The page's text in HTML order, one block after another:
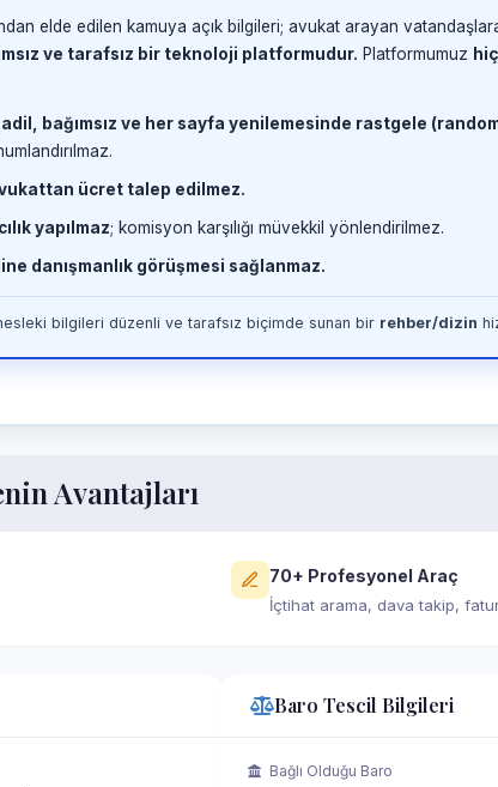
elde edilen kamuya açık bilgileri; avukat arayan
ve tarafsız bir teknoloji platformudur. Platformumuz
bağımsız ve her sayfa yenilemesinde rastgele
ücret talep edilmez.
yapılmaz; komisyon karşılığı müvekkil yönlendirilmez.
danışmanlık görüşmesi sağlanmaz.
bilgileri düzenli ve tarafsız biçimde sunan bir rehber/dizin
Avantajları
70+ Profesyonel Araç
İçtihat arama, dava takip,
Baro Tescil Bilgileri
Bağlı Olduğu Baro